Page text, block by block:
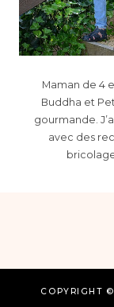
Maman de 4
Buddha et
gourmande.
avec des
COPYRIGHT